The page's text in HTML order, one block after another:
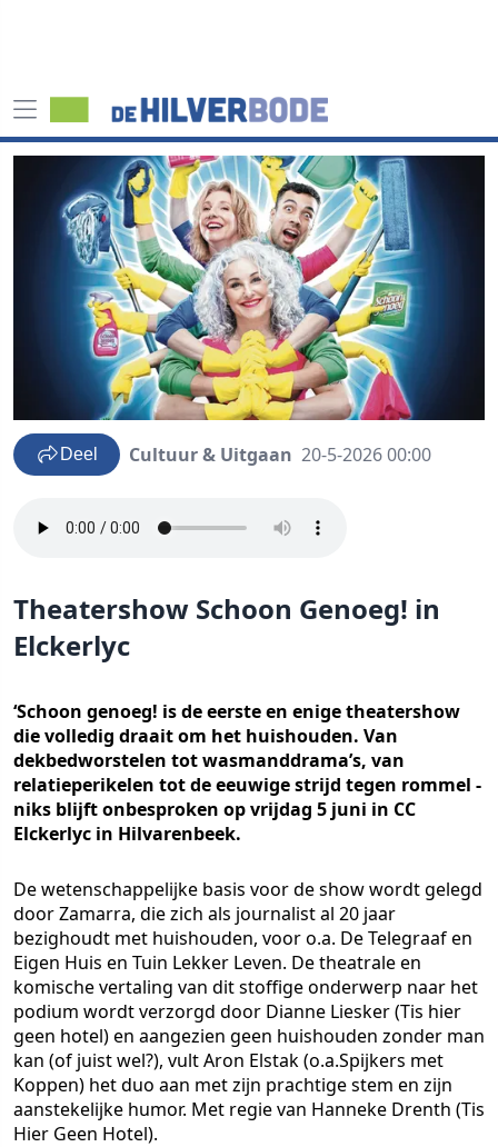
Deel Cultuur & Uitgaan 20-5-2026 00:00
Theatershow Schoon Genoeg! in
Elckerlyc
‘Schoon genoeg! is de eerste en enige theatershow
die volledig draait om het huishouden. Van
dekbedworstelen tot wasmanddrama’s, van
relatieperikelen tot de eeuwige strijd tegen rommel -
niks blijft onbesproken op vrijdag 5 juni in CC
Elckerlyc in Hilvarenbeek.
De wetenschappelijke basis voor de show wordt gelegd
door Zamarra, die zich als journalist al 20 jaar
bezighoudt met huishouden, voor o.a. De Telegraaf en
Eigen Huis en Tuin Lekker Leven. De theatrale en
komische vertaling van dit stoffige onderwerp naar het
podium wordt verzorgd door Dianne Liesker (Tis hier
geen hotel) en aangezien geen huishouden zonder man
kan (of juist wel?), vult Aron Elstak (o.a.Spijkers met
Koppen) het duo aan met zijn prachtige stem en zijn
aanstekelijke humor. Met regie van Hanneke Drenth (Tis
Hier Geen Hotel).